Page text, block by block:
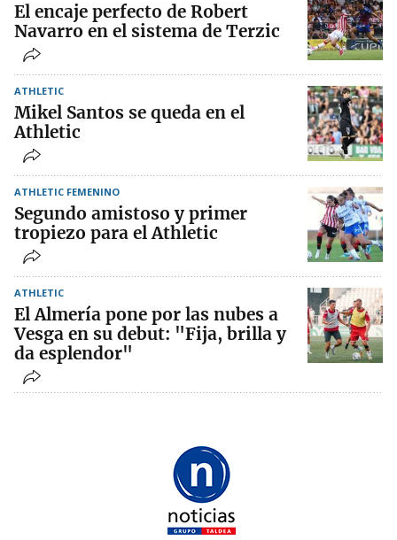
El encaje perfecto de Robert
Navarro en el sistema de Terzic
ATHLETIC
Mikel Santos se queda en el
Athletic
ATHLETIC FEMENINO
Segundo amistoso y primer
tropiezo para el Athletic
ATHLETIC
El Almería pone por las nubes a
Vesga en su debut: "Fija, brilla y
da esplendor"